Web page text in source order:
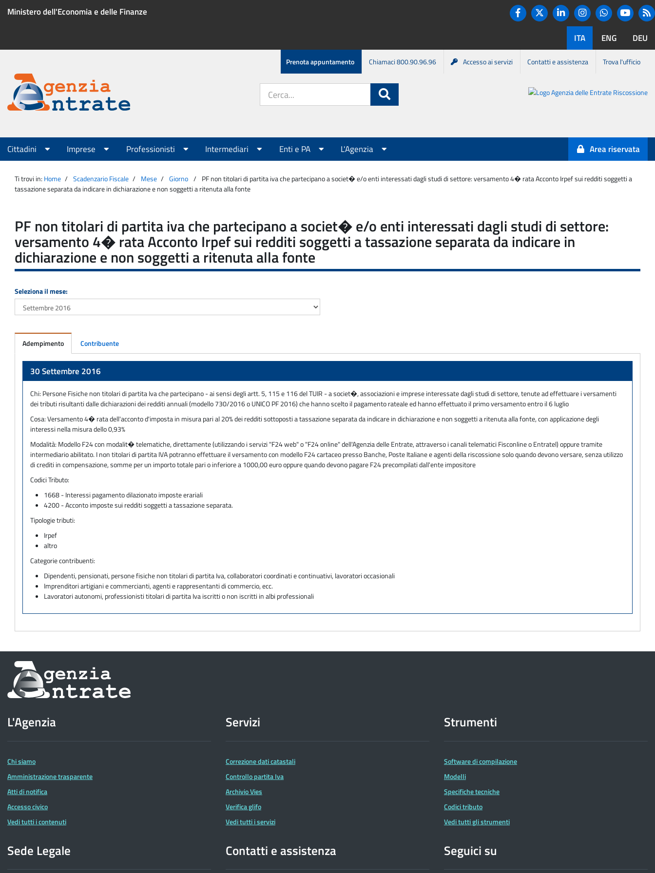
Ministero dell'Economia e delle Finanze
Twitter
LinkedinInstagram
ITA ENG DEU
Menu
servizio
Prenota appuntamento Chiamaci 800.90.96.96 Accesso ai servizi Contatti e assistenza Trova l'ufficio
Agenzia
Entrate
sito:
Agenzia
Entrate-
Riscossione
Menu
principale
Cittadini Imprese Professionisti Intermediari Enti e PA L'Agenzia Area riservata
Ti trovi in: Home Scadenzario Fiscale Mese Giorno
PF non titolari di partita iva che partecipano a societ� e/o enti interessati dagli studi di settore: versamento 4� rata Acconto Irpef sui redditi soggetti a
tassazione separata da indicare in dichiarazione e non soggetti a ritenuta alla fonte
PF non titolari di partita iva che partecipano a societ� e/o enti interessati dagli studi di settore:
versamento 4� rata Acconto Irpef sui redditi soggetti a tassazione separata da indicare in
dichiarazione e non soggetti a ritenuta alla fonte
Seleziona il mese:
Adempimento Contribuente
30 Settembre 2016
Chi: Persone Fisiche non titolari di partita Iva che partecipano - ai sensi degli artt. 5, 115 e 116 del TUIR - a societ�, associazioni e imprese interessate dagli studi di settore, tenute ad effettuare i versamenti
dei tributi risultanti dalle dichiarazioni dei redditi annuali (modello 730/2016 o UNICO PF 2016) che hanno scelto il pagamento rateale ed hanno effettuato il primo versamento entro il 6 luglio
Cosa:Versamento 4� rata dell'acconto d'imposta in misura pari al 20% dei redditi sottoposti a tassazione separata da indicare in dichiarazione e non soggetti a ritenuta alla fonte, con applicazione degli
interessi nella misura dello 0,93%
Modalità: Modello F24 con modalit� telematiche, direttamente (utilizzando i servizi "F24 web" o "F24 online" dell'Agenzia delle Entrate, attraverso i canali telematici Fisconline o Entratel) oppure tramite
intermediario abilitato. I non titolari di partita IVA potranno effettuare il versamento con modello F24 cartaceo presso Banche, Poste Italiane e agenti della riscossione solo quando devono versare, senza utilizzo
di crediti in compensazione, somme per un importo totale pari o inferiore a 1000,00 euro oppure quando devono pagare F24 precompilati dall'ente impositore
Codici Tributo:
1668 - Interessi pagamento dilazionato imposte erariali
4200 - Acconto imposte sui redditi soggetti a tassazione separata.
Tipologie tributi:
Irpef
altro
Categorie contribuenti:
Dipendenti, pensionati, persone fisiche non titolari di partita Iva, collaboratori coordinati e continuativi, lavoratori occasionali
Imprenditori artigiani e commercianti, agenti e rappresentanti di commercio, ecc.
Lavoratori autonomi, professionisti titolari di partita Iva iscritti o non iscritti in albi professionali
Informazioni
sul
dell'Agenzia
delle
Entrate
L'Agenzia
Chi siamo
Amministrazione trasparente
Atti di notifica
Accesso civico
Vedi tutti i contenuti
Servizi
Correzione dati catastali
Controllo partita Iva
Archivio Vies
Verifica glifo
Vedi tutti i servizi
Strumenti
Software di compilazione
Modelli
Specifiche tecniche
Codici tributo
Vedi tutti gli strumenti
Sede Legale Contatti e assistenza Seguici su